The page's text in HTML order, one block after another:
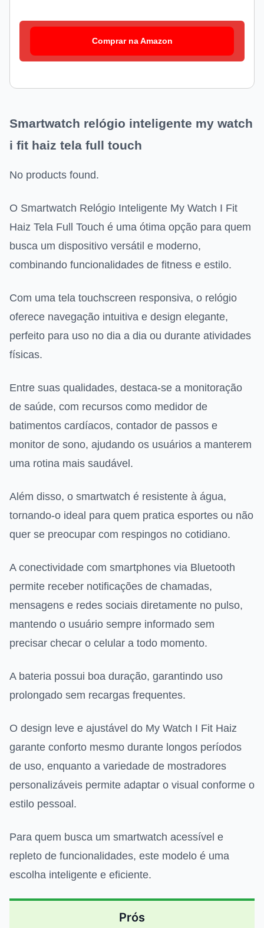
Comprar na Amazon
Smartwatch relógio inteligente my watch
i fit haiz tela full touch
No products found.
O Smartwatch Relógio Inteligente My Watch I Fit
Haiz Tela Full Touch é uma ótima opção para quem
busca um dispositivo versátil e moderno,
combinando funcionalidades de fitness e estilo.
Com uma tela touchscreen responsiva, o relógio
oferece navegação intuitiva e design elegante,
perfeito para uso no dia a dia ou durante atividades
físicas.
Entre suas qualidades, destaca-se a monitoração
de saúde, com recursos como medidor de
batimentos cardíacos, contador de passos e
monitor de sono, ajudando os usuários a manterem
uma rotina mais saudável.
Além disso, o smartwatch é resistente à água,
tornando-o ideal para quem pratica esportes ou não
quer se preocupar com respingos no cotidiano.
A conectividade com smartphones via Bluetooth
permite receber notificações de chamadas,
mensagens e redes sociais diretamente no pulso,
mantendo o usuário sempre informado sem
precisar checar o celular a todo momento.
A bateria possui boa duração, garantindo uso
prolongado sem recargas frequentes.
O design leve e ajustável do My Watch I Fit Haiz
garante conforto mesmo durante longos períodos
de uso, enquanto a variedade de mostradores
personalizáveis permite adaptar o visual conforme o
estilo pessoal.
Para quem busca um smartwatch acessível e
repleto de funcionalidades, este modelo é uma
escolha inteligente e eficiente.
Prós